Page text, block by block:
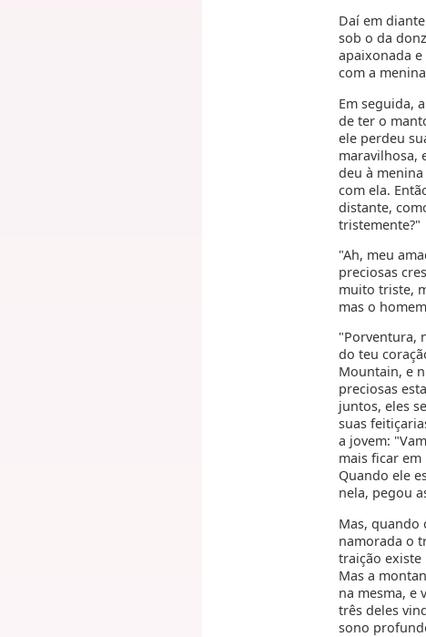
Daí em
sob o da
apaixonada
com a
Em seguida,
de ter o
ele perdeu
maravilhosa,
deu à menina
com ela.
distante,
tristemente?"
"Ah, meu
preciosas
muito triste,
mas o
"Porventura,
do teu
Mountain, e
preciosas
juntos, eles
suas
a jovem:
mais ficar
Quando ele
nela, pegou
Mas, quando
namorada o
traição existe
Mas a
na mesma, e
três deles
sono